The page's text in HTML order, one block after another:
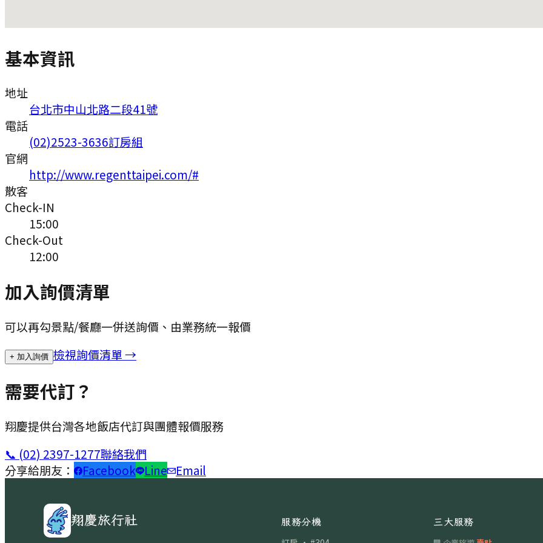
基本資訊
地址
台北市中山北路二段41號
電話
(02)2523-3636訂房組
官網
http://www.regenttaipei.com/#
散客
Check-IN
15:00
Check-Out
12:00
加入詢價清單
可以再勾景點/餐廳一併送詢價、由業務統一報價
+ 加入詢價 檢視詢價清單 →
需要代訂？
翔慶提供台灣各地飯店代訂與團體報價服務
📞 (02) 2397-1277聯絡我們
分享給朋友：
Facebook Line Email
翔慶旅行社 服務分機
三大服務